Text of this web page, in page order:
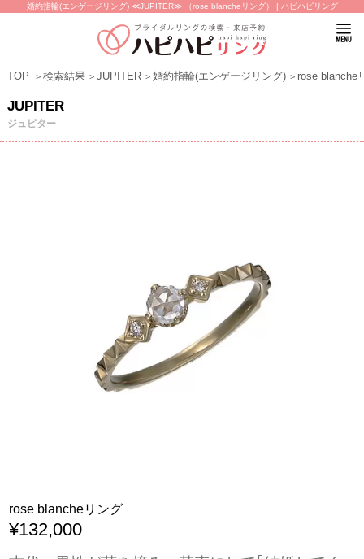
婚約指輪(エンゲージリング) ≪JUPITER≫ （rose blancheリング） | ハピハピリング
TOP 検索結果 JUPITER 婚約指輪(エンゲージリング) rose blanche
JUPITER
ジュピター
rose blancheリング
¥132,000